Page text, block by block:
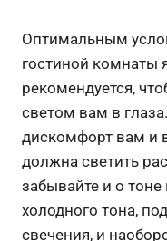
Оптимальным
гостиной комнаты
рекомендуется,
светом вам в
дискомфорт вам и
должна светить
забывайте и о
холодного тона,
свечения, и